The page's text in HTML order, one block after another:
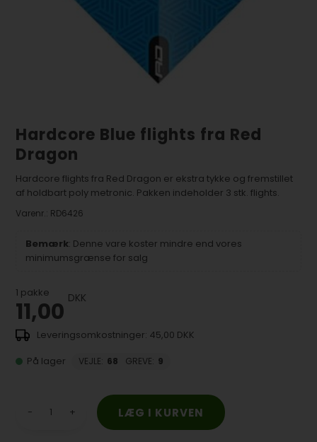
Hardcore Blue flights fra Red
Dragon
Hardcore flights fra Red Dragon er ekstra tykke og fremstillet
af holdbart poly metronic. Pakken indeholder 3 stk. flights.
Varenr.: RD6426
Bemærk: Denne vare koster mindre end vores
minimumsgrænse for salg
1 pakke
11,00 DKK
45,00 DKK
På lager
VEJLE: 68 GREVE: 9
- +